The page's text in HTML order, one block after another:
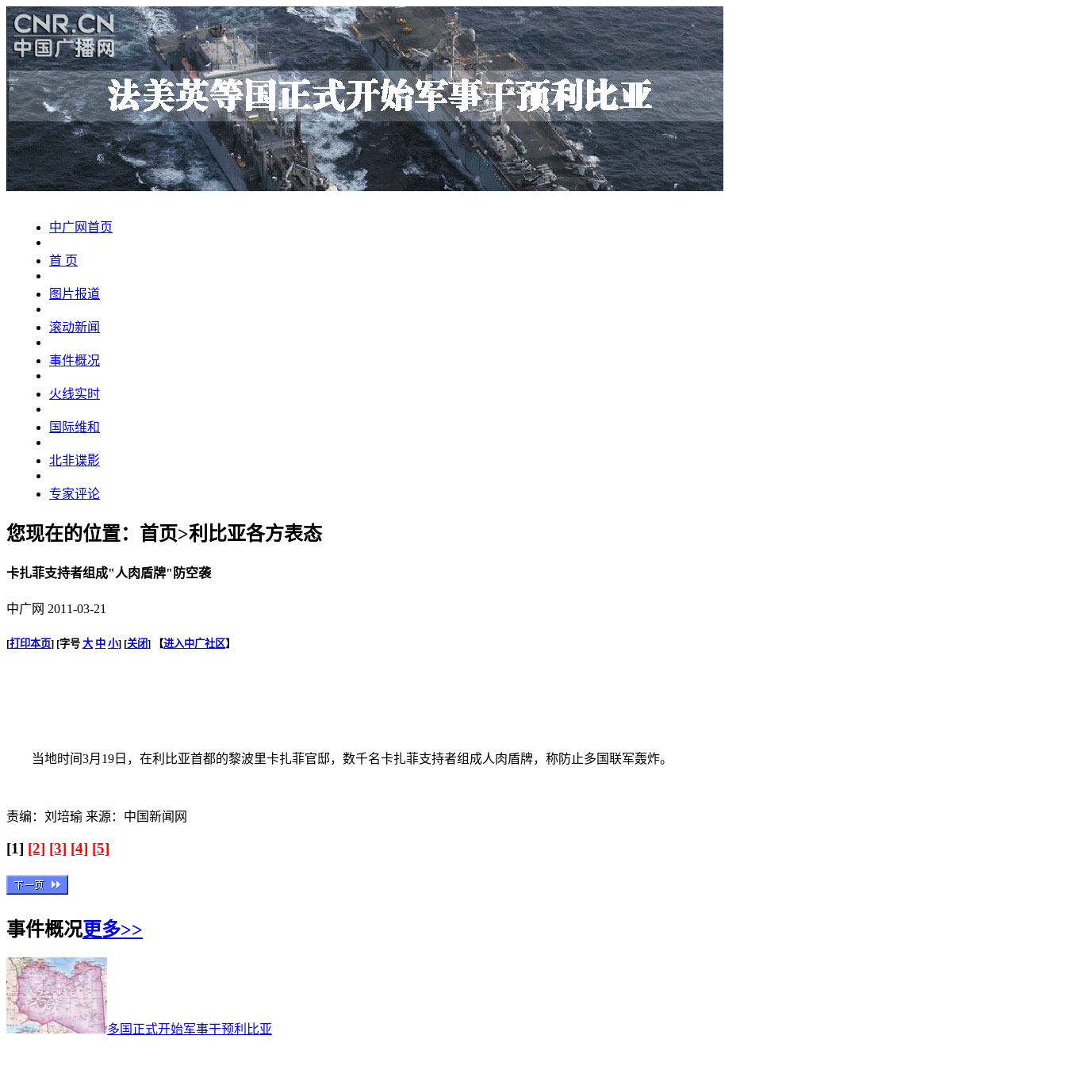
中广网首页
首 页
图片报道
滚动新闻
事件概况
火线实时
国际维和
北非谍影
专家评论
您现在的位置：首页>利比亚各方表态
卡扎菲支持者组成"人肉盾牌"防空袭
中广网 2011-03-21
[打印本页] [字号 大 中 小] [关闭] 【进入中广社区】
当地时间3月19日，在利比亚首都的黎波里卡扎菲官邸，数千名卡扎菲支持者组成人肉盾牌，称防止多国联军轰炸。
责编：刘培瑜 来源：中国新闻网
[1] [2] [3] [4] [5]
事件概况更多>>
多国正式开始军事干预利比亚